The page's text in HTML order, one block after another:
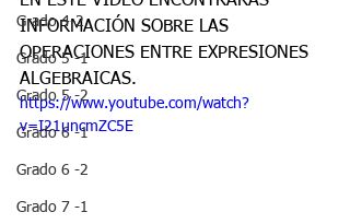
Grado 4-2
Grado 5 -1
Grado 5 -2
Grado 6 -1
Grado 6 -2
Grado 7 -1
INFORMACIÓN SOBRE LAS
OPERACIONES ENTRE EXPRESIONES
ALGEBRAICAS.
https://www.youtube.com/watch?
v=I21uncmZC5E